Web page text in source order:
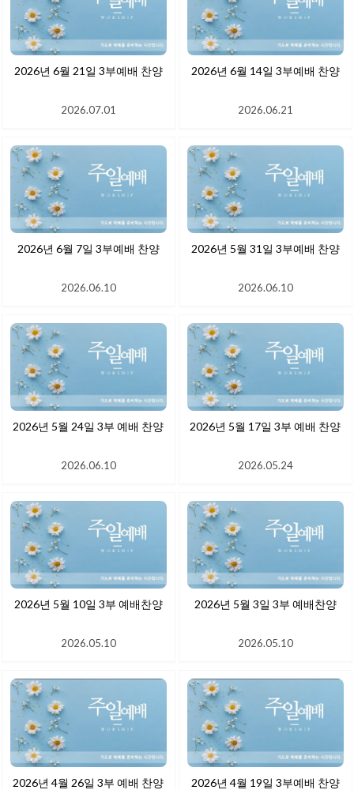
2026년 6월 21일 3부예배 찬양
2026.07.01
2026년 6월 14일 3부예배 찬양
2026.06.21
2026년 6월 7일 3부예배 찬양
2026.06.10
2026년 5월 31일 3부예배 찬양
2026.06.10
2026년 5월 24일 3부 예배 찬양
2026.06.10
2026년 5월 17일 3부 예배 찬양
2026.05.24
2026년 5월 10일 3부 예배찬양
2026.05.10
2026년 5월 3일 3부 예배찬양
2026.05.10
2026년 4월 26일 3부 예배 찬양 2026년 4월 19일 3부예배 찬양